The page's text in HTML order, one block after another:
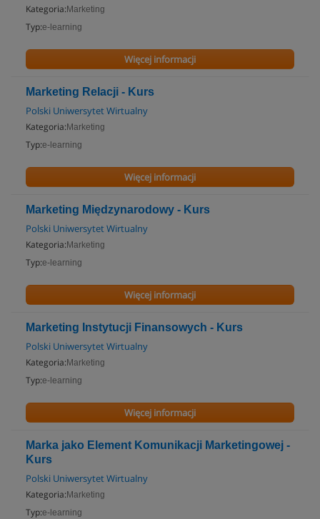
Kategoria: Marketing
Typ:e-learning
Więcej informacji
Marketing Relacji - Kurs
Polski Uniwersytet Wirtualny
Kategoria: Marketing
Typ:e-learning
Więcej informacji
Marketing Międzynarodowy - Kurs
Polski Uniwersytet Wirtualny
Kategoria: Marketing
Typ:e-learning
Więcej informacji
Marketing Instytucji Finansowych - Kurs
Polski Uniwersytet Wirtualny
Kategoria: Marketing
Typ:e-learning
Więcej informacji
Marka jako Element Komunikacji Marketingowej -
Kurs
Polski Uniwersytet Wirtualny
Kategoria: Marketing
Typ:e-learning